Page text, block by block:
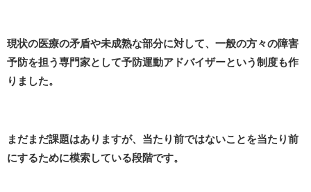
現状の医療の矛盾や未成熟な部分に対して、一般の方々の障害
予防を担う専門家として予防運動アドバイザーという制度も作
りました。
まだまだ課題はありますが、当たり前ではないことを当たり前
にするために模索している段階です。